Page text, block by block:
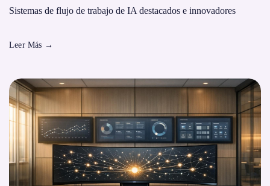
Sistemas de flujo de trabajo de IA destacados e innovadores
Leer Más →